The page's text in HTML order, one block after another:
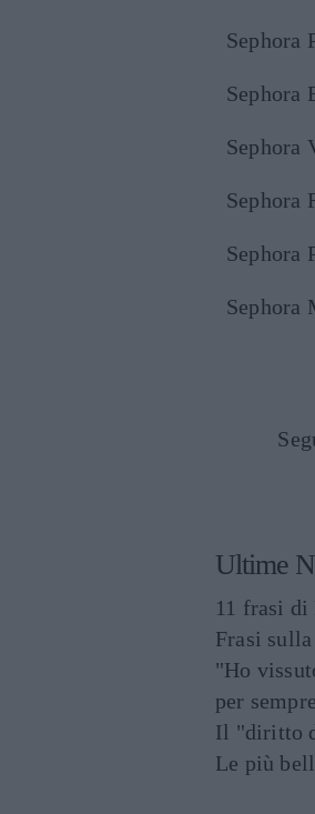
Sephora
Sephora
Sephora
Sephora
Sephora
Sephora
Ultime
11 frasi di
Frasi
"Ho
per
Il "diritto
Le più